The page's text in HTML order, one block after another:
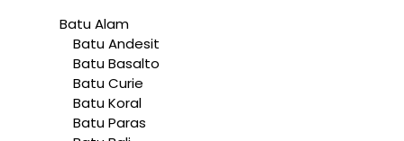
Batu Alam
Batu Andesit
Batu Basalto
Batu Curie
Batu Koral
Batu Paras